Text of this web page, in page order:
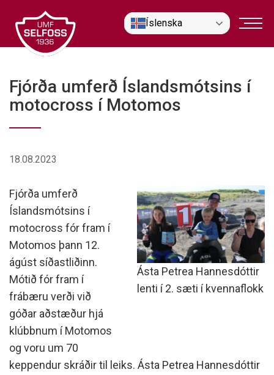
efni
Íslenska
Fjórða umferð Íslandsmótsins í
motocross í Motomos
18.08.2023
Ásta Petrea Hannesdóttir
lenti í 2. sæti í kvennaflokk
Fjórða umferð
Íslandsmótsins í
motocross fór fram í
Motomos þann 12.
ágúst síðastliðinn.
Mótið fór fram í
frábæru verði við
góðar aðstæður hjá
klúbbnum í Motomos
og voru um 70
keppendur skráðir til leiks. Ásta Petrea Hannesdóttir